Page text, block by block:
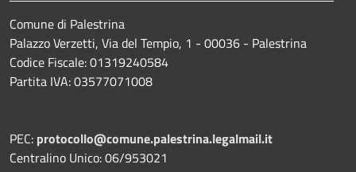
Comune di Palestrina
Palazzo Verzetti, Via del Tempio, 1 - 00036 - Palestrina
Codice Fiscale: 01319240584
Partita IVA: 03577071008
PEC: protocollo@comune.palestrina.legalmail.it
Centralino Unico: 06/953021